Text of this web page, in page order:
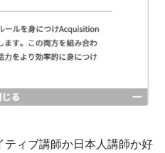
ィブ講師か日本人講師か好